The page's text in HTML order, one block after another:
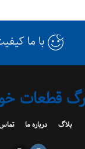
با ما
قطعات
بلاگ درباره ما